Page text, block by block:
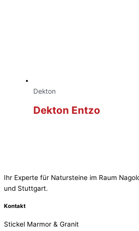
Dekton
Dekton Entzo
Ihr Experte für Natursteine im Raum
und Stuttgart.
Kontakt
Stickel Marmor & Granit